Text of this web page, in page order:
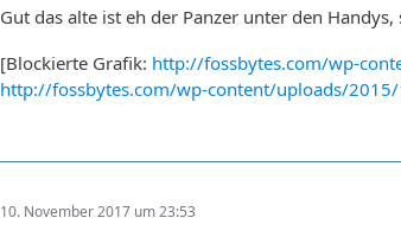
Gut das alte ist eh der Panzer unter den Handys,
[Blockierte Grafik: http://fossbytes.com/wp-
http://fossbytes.com/wp-content/uploads/
10. November 2017 um 23:53